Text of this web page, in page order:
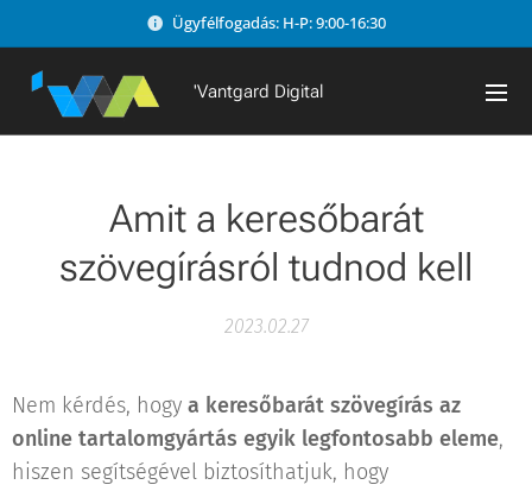
Ügyfélfogadás: H-P: 9:00-16:30
'Vantgard Digital
Amit a keresőbarát
szövegírásról tudnod kell
2023.02.27
Nem kérdés, hogy a keresőbarát szövegírás az
online tartalomgyártás egyik legfontosabb eleme,
hiszen segítségével biztosíthatjuk, hogy